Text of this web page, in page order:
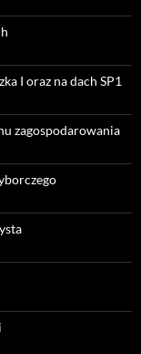
I oraz na dach SP1
zagospodarowania